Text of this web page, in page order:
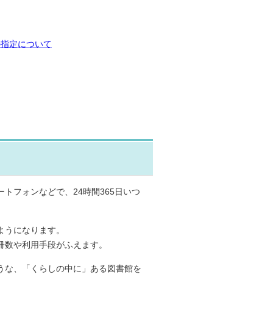
定について
トフォンなどで、24時間365日いつ
になります。
や利用手段がふえます。
、「くらしの中に」ある図書館を